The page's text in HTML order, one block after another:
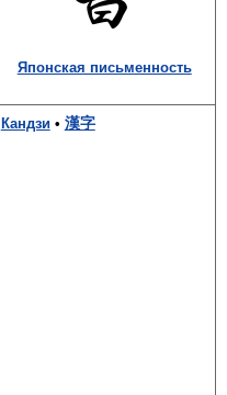
Японская письменность
Кандзи • 漢字